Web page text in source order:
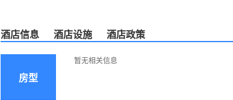
酒店信息 酒店设施 酒店政策
房型
暂无相关信息